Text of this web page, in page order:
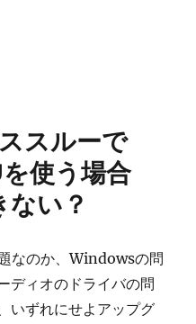
スルーで
使う場合
い？
なのか、Windowsの問
ディオのドライバの問
いずれにせよアップグ